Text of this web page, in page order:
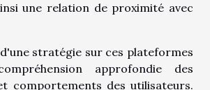
une relation de proximité avec
stratégie sur ces plateformes
approfondie des
comportements des utilisateurs.